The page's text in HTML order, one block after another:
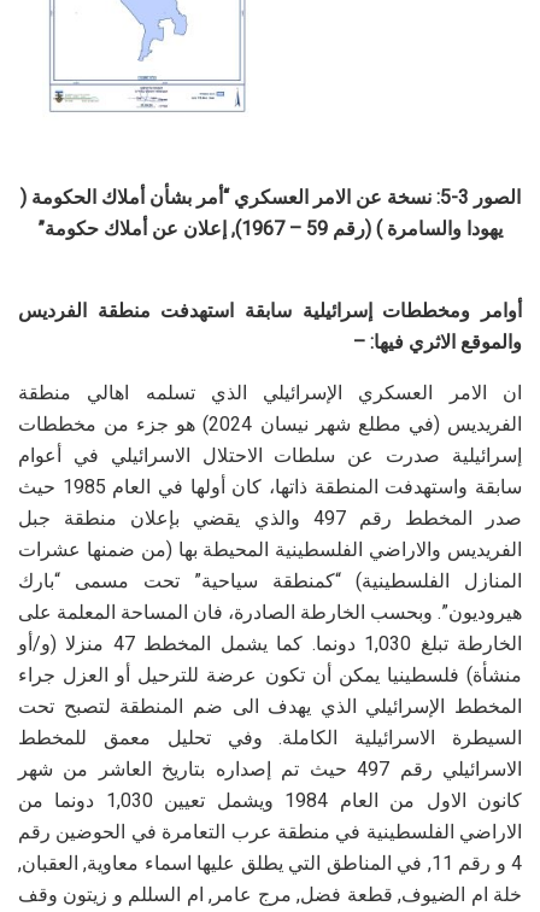
الصور 3-5: نسخة عن الامر العسكري “أمر بشأن أملاك الحكومة (
يهودا والسامرة ) (رقم 59 – 1967), إعلان عن أملاك حكومة”
أوامر ومخططات إسرائيلية سابقة استهدفت منطقة الفرديس
والموقع الاثري فيها: –
ان الامر العسكري الإسرائيلي الذي تسلمه اهالي منطقة
الفريديس (في مطلع شهر نيسان 2024) هو جزء من مخططات
إسرائيلية صدرت عن سلطات الاحتلال الاسرائيلي في أعوام
سابقة واستهدفت المنطقة ذاتها، كان أولها في العام 1985 حيث
صدر المخطط رقم 497 والذي يقضي بإعلان منطقة جبل
الفريديس والاراضي الفلسطينية المحيطة بها (من ضمنها عشرات
المنازل الفلسطينية) “كمنطقة سياحية” تحت مسمى “بارك
هيروديون”. وبحسب الخارطة الصادرة، فان المساحة المعلمة على
الخارطة تبلغ 1,030 دونما. كما يشمل المخطط 47 منزلا (و/أو
منشأة) فلسطينيا يمكن أن تكون عرضة للترحيل أو العزل جراء
المخطط الإسرائيلي الذي يهدف الى ضم المنطقة لتصبح تحت
السيطرة الاسرائيلية الكاملة. وفي تحليل معمق للمخطط
الاسرائيلي رقم 497 حيث تم إصداره بتاريخ العاشر من شهر
كانون الاول من العام 1984 ويشمل تعيين 1,030 دونما من
الاراضي الفلسطينية في منطقة عرب التعامرة في الحوضين رقم
4 و رقم 11, في المناطق التي يطلق عليها اسماء معاوية, العقبان,
خلة ام الضيوف, قطعة فضل, مرج عامر, ام السللم و زيتون وقف